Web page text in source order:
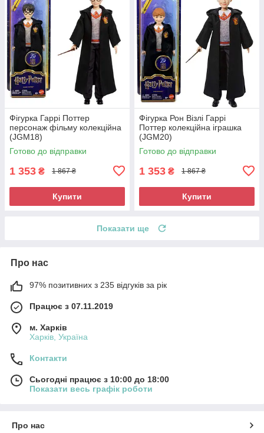
Фігурка Гаррі Поттер
персонаж фільму колекційна
(JGM18)
Готово до відправки
1 353 ₴ 1 867 ₴
Купити
Фігурка Рон Візлі Гаррі
Поттер колекційна іграшка
(JGM20)
Готово до відправки
1 353 ₴ 1 867 ₴
Купити
Показати ще
Про нас
97% позитивних з 235 відгуків за рік
Працює з 07.11.2019
м. Харків
Харків, Україна
Контакти
Сьогодні працює з 10:00 до 18:00
Показати весь графік роботи
Про нас